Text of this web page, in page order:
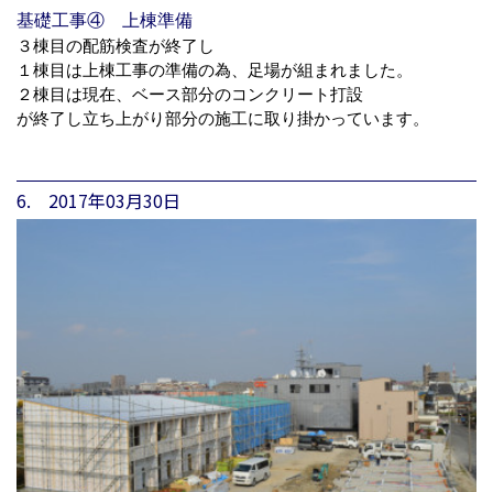
基礎工事④ 上棟準備
３棟目の配筋検査が終了し
１棟目は上棟工事の準備の為、足場が組まれました。
２棟目は現在、ベース部分のコンクリート打設
が終了し立ち上がり部分の施工に取り掛かっています。
6. 2017年03月30日